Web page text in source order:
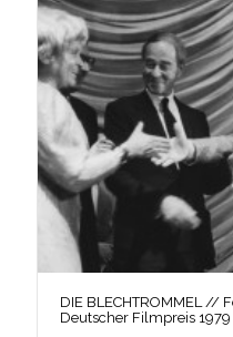
DIE BLECHTROMMEL //
Deutscher Filmpreis 1979